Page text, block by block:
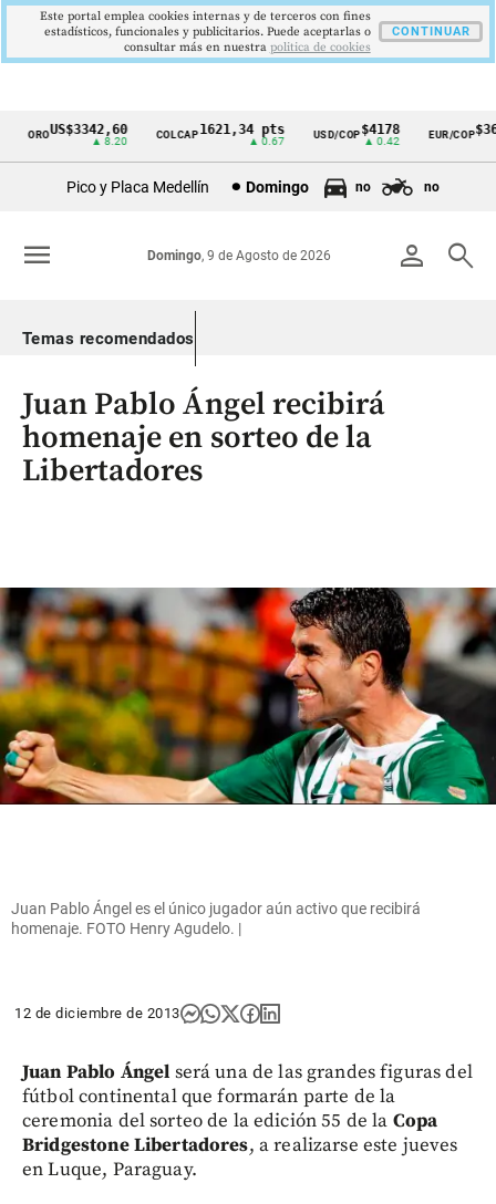
Cintillo
Colombia
OROUS$3342,60
▲ 8.20
COLCAP1621,34 pts
▲ 0.67
USD/COP$4178
▲ 0.42
EUR/COP
Pico y Placa Medellín Domingo no no
person search
Domingo, 9 de Agosto de 2026
menu
Temas recomendados
Juan Pablo Ángel recibirá
homenaje en sorteo de la
Libertadores
Juan Pablo Ángel es el único jugador aún activo que recibirá
homenaje. FOTO Henry Agudelo. |
12 de diciembre de 2013
Juan Pablo Ángel será una de las grandes figuras del
fútbol continental que formarán parte de la
ceremonia del sorteo de la edición 55 de la Copa
Bridgestone Libertadores, a realizarse este jueves
en Luque, Paraguay.
Este portal emplea cookies internas y de terceros con fines
estadísticos, funcionales y publicitarios. Puede aceptarlas o
consultar más en nuestra politica de cookies
CONTINUAR